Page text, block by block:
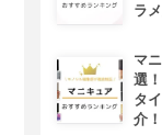
ラ
マ
選
タ
介！